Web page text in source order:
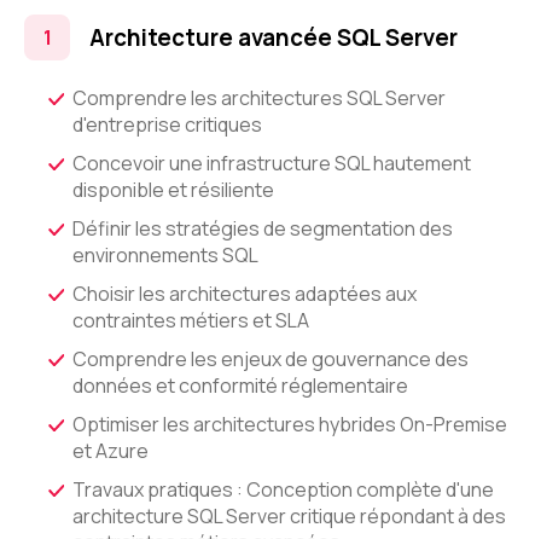
Architecture avancée SQL Server
Comprendre les architectures SQL Server
d'entreprise critiques
Concevoir une infrastructure SQL hautement
disponible et résiliente
Définir les stratégies de segmentation des
environnements SQL
Choisir les architectures adaptées aux
contraintes métiers et SLA
Comprendre les enjeux de gouvernance des
données et conformité réglementaire
Optimiser les architectures hybrides On-Premise
et Azure
Travaux pratiques : Conception complète d'une
architecture SQL Server critique répondant à des